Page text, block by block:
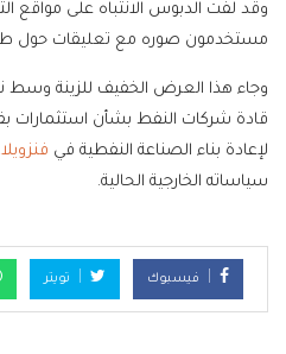
وقد لفت الدبوس الانتباه على مواقع
مستخدمون صوره مع تعليقات حول
وجاء هذا العرض الخفيف للزينة وسط
لإعادة بناء الصناعة النفطية في فنزويلا
سياساته الخارجية الحالية.
فيسبوك تويتر